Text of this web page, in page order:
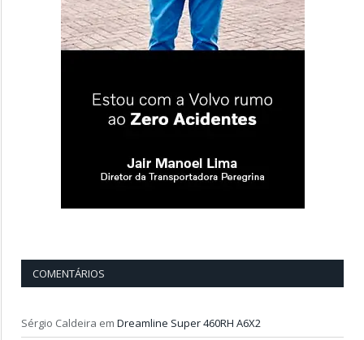
COMENTÁRIOS
Sérgio Caldeira em Dreamline Super 460RH A6X2